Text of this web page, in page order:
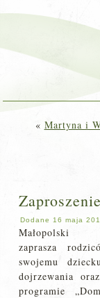
« Martyna i
Dodane 16 maja
Małopolski
zaprasza
swojemu
dojrzewania
programie